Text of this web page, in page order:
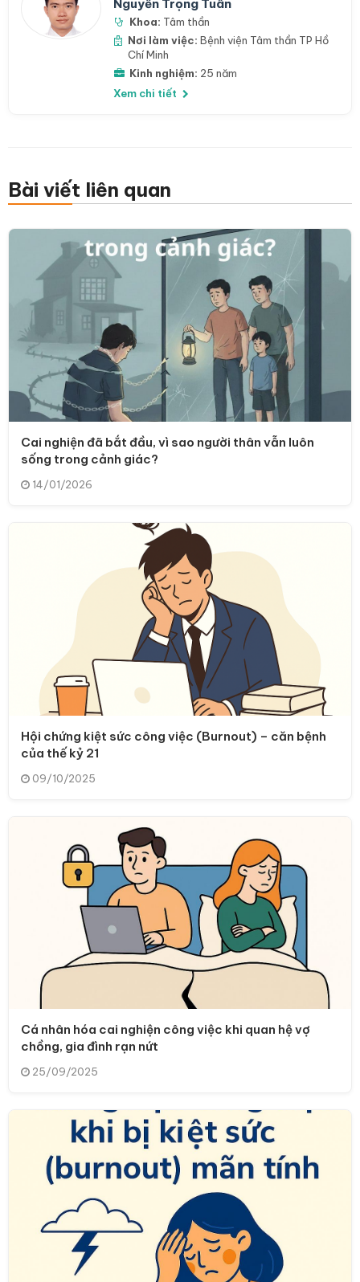
Nguyễn Trọng Tuân
Khoa: Tâm thần
Nơi làm việc: Bệnh viện Tâm thần TP Hồ
Chí Minh
Kinh nghiệm: 25 năm
Xem chi tiết
Bài viết liên quan
Cai nghiện đã bắt đầu, vì sao người thân vẫn luôn
sống trong cảnh giác?
14/01/2026
Hội chứng kiệt sức công việc (Burnout) – căn bệnh
của thế kỷ 21
09/10/2025
Cá nhân hóa cai nghiện công việc khi quan hệ vợ
chồng, gia đình rạn nứt
25/09/2025